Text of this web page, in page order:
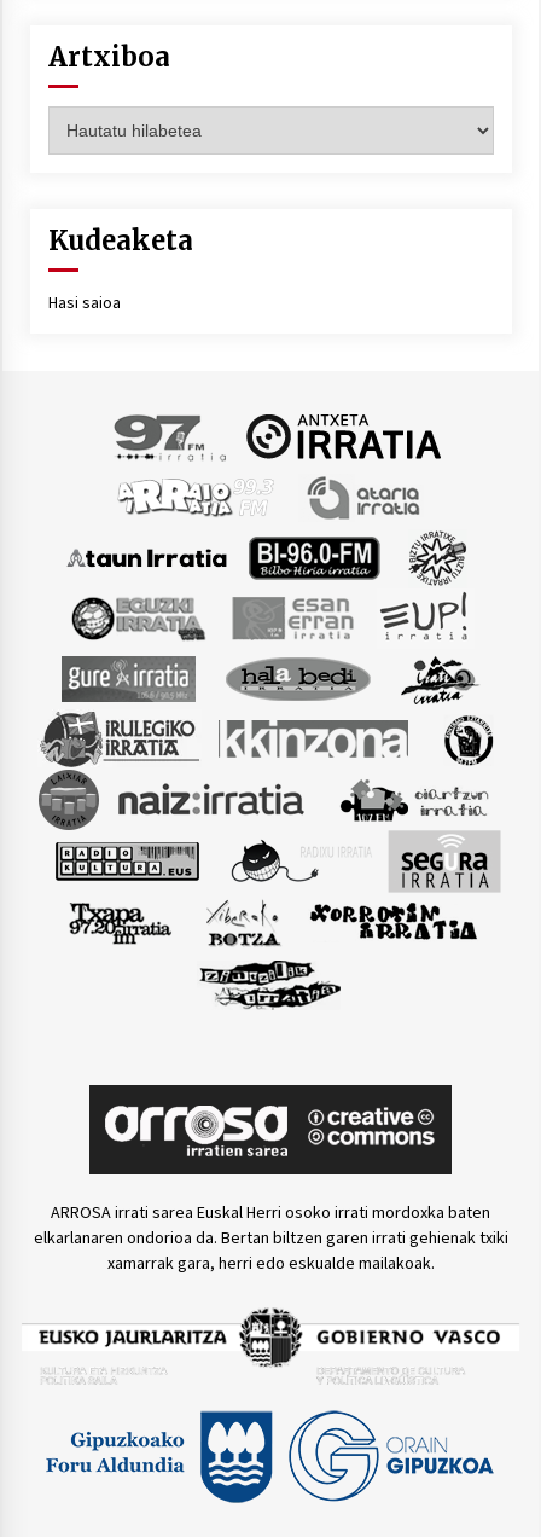
Artxiboa
Kudeaketa
Hasi saioa
ARROSA irrati sarea Euskal Herri osoko irrati mordoxka baten
elkarlanaren ondorioa da. Bertan biltzen garen irrati gehienak txiki
xamarrak gara, herri edo eskualde mailakoak.